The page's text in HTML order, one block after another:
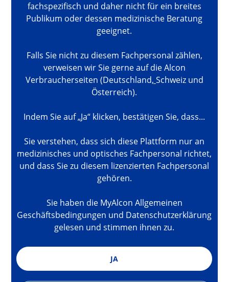
fachspezifisch und daher nicht für ein breites
Publikum oder dessen medizinische Beratung
geeignet.
Falls Sie nicht zu diesem Fachpersonal zählen,
verweisen wir Sie gerne auf die Alcon
Verbraucherseiten (Deutschland, Schweizund
Österreich).
Indem Sie auf „Ja“ klicken, bestätigen Sie, dass...
Sie verstehen, dass sich diese Plattform nur an
medizinisches und optisches Fachpersonal richtet,
und dass Sie zu diesem lizenzierten Fachpersonal
gehören.
Sie haben die MyAlcon Allgemeinen
Geschäftsbedingungen und Datenschutzerklärung
gelesen und stimmen ihnen zu.
JA